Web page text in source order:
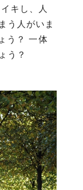
キし、人
う人がいま
う？ 一体
う？